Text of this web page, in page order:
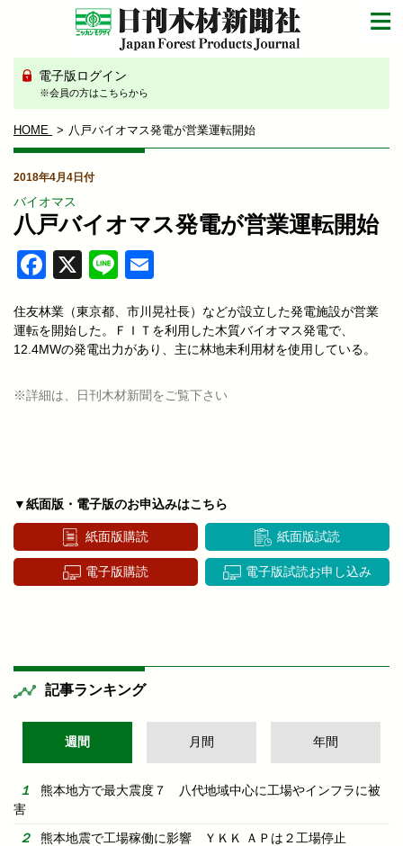
電子版ログイン
※会員の方はこちらから
HOME 八戸バイオマス発電が営業運転開始
2018年4月4日付
バイオマス
八戸バイオマス発電が営業運転開始
Facebook
X Line
住友林業（東京都、市川晃社長）などが設立した発電施設が営業
運転を開始した。ＦＩＴを利用した木質バイオマス発電で、
12.4MWの発電出力があり、主に林地未利用材を使用している。
※詳細は、日刊木材新聞をご覧下さい
▼紙面版・電子版のお申込みはこちら
紙面版購読 紙面版試読
電子版購読 電子版試読お申し込み
記事ランキング
週間 月間 年間
熊本地方で最大震度７ 八代地域中心に工場やインフラに被
害
熊本地震で工場稼働に影響 ＹＫＫ ＡＰは２工場停止